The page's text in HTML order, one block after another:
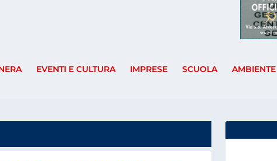
EVENTI E CULTURA IMPRESE SCUOLA AMBIENTE